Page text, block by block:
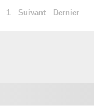
1 Suivant Dernier